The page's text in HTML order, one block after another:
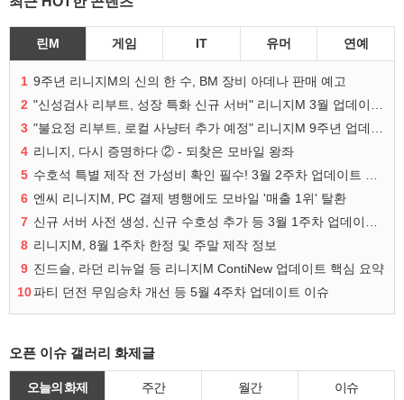
린M 게임 IT 유머 연예
1 9주년 리니지M의 신의 한 수, BM 장비 아데나 판매 예고
2
3
4 리니지, 다시 증명하다 ② - 되찾은 모바일 왕좌
5
6 엔씨 리니지M, PC 결제 병행에도 모바일 '매출 1위' 탈환
7
8 리니지M, 8월 1주차 한정 및 주말 제작 정보
9 진드슬, 라던 리뉴얼 등 리니지M ContiNew 업데이트 핵심 요약
10파티 던전 무임승차 개선 등 5월 4주차 업데이트 이슈
오픈 이슈 갤러리 화제글
오늘의 화제 주간 월간 이슈